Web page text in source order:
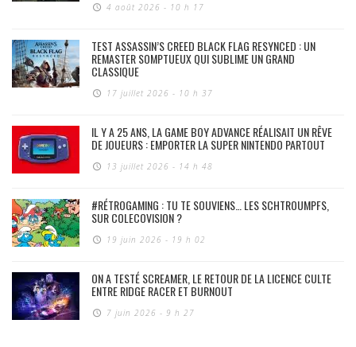
4 août 2026 - 10 h 17
TEST ASSASSIN’S CREED BLACK FLAG RESYNCED : UN
REMASTER SOMPTUEUX QUI SUBLIME UN GRAND
CLASSIQUE
17 juillet 2026 - 10 h 37
IL Y A 25 ANS, LA GAME BOY ADVANCE RÉALISAIT UN RÊVE
DE JOUEURS : EMPORTER LA SUPER NINTENDO PARTOUT
13 juillet 2026 - 14 h 48
#RÉTROGAMING : TU TE SOUVIENS… LES SCHTROUMPFS,
SUR COLECOVISION ?
19 juin 2026 - 19 h 02
ON A TESTÉ SCREAMER, LE RETOUR DE LA LICENCE CULTE
ENTRE RIDGE RACER ET BURNOUT
7 juin 2026 - 9 h 27